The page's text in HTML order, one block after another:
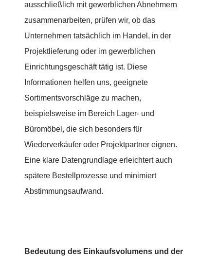
ausschließlich mit gewerblichen Abnehmern
zusammenarbeiten, prüfen wir, ob das
Unternehmen tatsächlich im Handel, in der
Projektlieferung oder im gewerblichen
Einrichtungsgeschäft tätig ist. Diese
Informationen helfen uns, geeignete
Sortimentsvorschläge zu machen,
beispielsweise im Bereich Lager- und
Büromöbel, die sich besonders für
Wiederverkäufer oder Projektpartner eignen.
Eine klare Datengrundlage erleichtert auch
spätere Bestellprozesse und minimiert
Abstimmungsaufwand.
Bedeutung des Einkaufsvolumens und der